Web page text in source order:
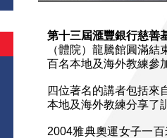
第十三屆滙豐銀行慈善
（體院）龍騰館圓滿
百名本地及海外教練參
四位著名的講者包括來
本地及海外教練分享了
2004雅典奧運女子一